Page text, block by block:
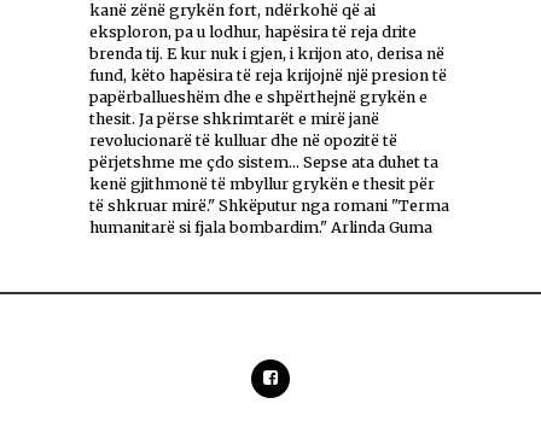
kanë zënë grykën fort, ndërkohë që ai
eksploron, pa u lodhur, hapësira të reja drite
brenda tij. E kur nuk i gjen, i krijon ato, derisa në
fund, këto hapësira të reja krijojnë një presion të
papërballueshëm dhe e shpërthejnë grykën e
thesit. Ja përse shkrimtarët e mirë janë
revolucionarë të kulluar dhe në opozitë të
përjetshme me çdo sistem... Sepse ata duhet ta
kenë gjithmonë të mbyllur grykën e thesit për
të shkruar mirë." Shkëputur nga romani "Terma
humanitarë si fjala bombardim." Arlinda Guma